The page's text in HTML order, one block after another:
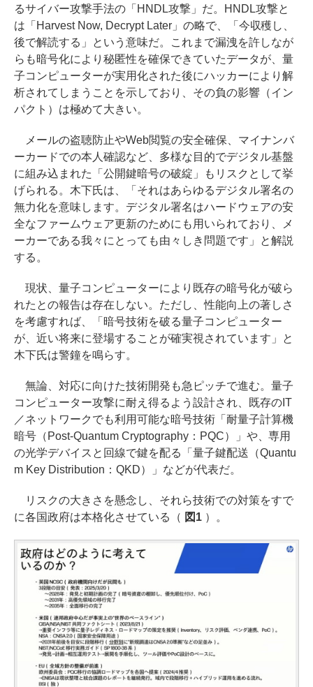
るサイバー攻撃手法の「HNDL攻撃」だ。HNDL攻撃と
は「Harvest Now, Decrypt Later」の略で、「今収穫し、
後で解読する」という意味だ。これまで漏洩を許しなが
らも暗号化により秘匿性を確保できていたデータが、量
子コンピューターが実用化された後にハッカーにより解
析されてしまうことを示しており、その負の影響（イン
パクト）は極めて大きい。
メールの盗聴防止やWeb閲覧の安全確保、マイナンバ
ーカードでの本人確認など、多様な目的でデジタル基盤
に組み込まれた「公開鍵暗号の破綻」もリスクとして挙
げられる。木下氏は、「それはあらゆるデジタル署名の
無力化を意味します。デジタル署名はハードウェアの安
全なファームウェア更新のためにも用いられており、メ
ーカーである我々にとっても由々しき問題です」と解説
する。
現状、量子コンピューターにより既存の暗号化が破ら
れたとの報告は存在しない。ただし、性能向上の著しさ
を考慮すれば、「暗号技術を破る量子コンピューター
が、近い将来に登場することが確実視されています」と
木下氏は警鐘を鳴らす。
無論、対応に向けた技術開発も急ピッチで進む。量子
コンピューター攻撃に耐え得るよう設計され、既存のIT
／ネットワークでも利用可能な暗号技術「耐量子計算機
暗号（Post-Quantum Cryptography：PQC）」や、専用
の光学デバイスと回線で鍵を配る「量子鍵配送（Quantu
m Key Distribution：QKD）」などが代表だ。
リスクの大きさを懸念し、それら技術での対策をすで
に各国政府は本格化させている（ 図1 ）。